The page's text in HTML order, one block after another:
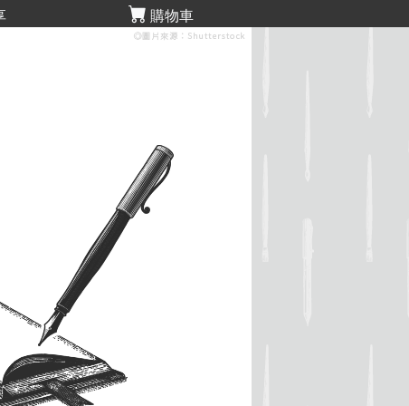
購物車